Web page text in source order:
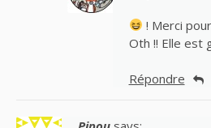
! Merci
Oth !! Elle est
Répondre